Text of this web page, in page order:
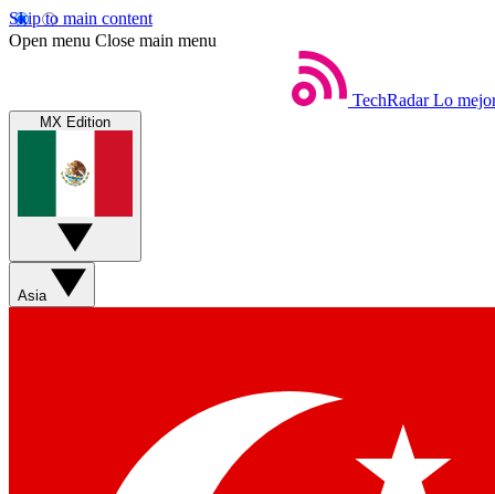
Skip to main content
Open menu Close main menu
TechRadar Lo
MX Edition
Asia